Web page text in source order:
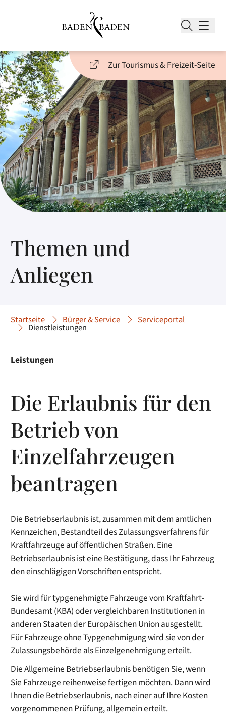
Zur Tourismus & Freizeit-Seite
Themen und
Anliegen
Startseite Bürger & Service Serviceportal
Dienstleistungen
Leistungen
Die Erlaubnis für den
Betrieb von
Einzelfahrzeugen
beantragen
Die Betriebserlaubnis ist, zusammen mit dem amtlichen
Kennzeichen, Bestandteil des Zulassungsverfahrens für
Kraftfahrzeuge auf öffentlichen Straßen. Eine
Betriebserlaubnis ist eine Bestätigung, dass Ihr Fahrzeug
den einschlägigen Vorschriften entspricht.
Sie wird für typgenehmigte Fahrzeuge vom Kraftfahrt-
Bundesamt (KBA) oder vergleichbaren Institutionen in
anderen Staaten der Europäischen Union ausgestellt.
Für Fahrzeuge ohne Typgenehmigung wird sie von der
Zulassungsbehörde als Einzelgenehmigung erteilt.
Die Allgemeine Betriebserlaubnis benötigen Sie, wenn
Sie Fahrzeuge reihenweise fertigen möchten. Dann wird
Ihnen die Betriebserlaubnis, nach einer auf Ihre Kosten
vorgenommenen Prüfung, allgemein erteilt.